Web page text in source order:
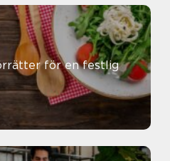
för en festlig